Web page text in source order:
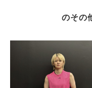
のその